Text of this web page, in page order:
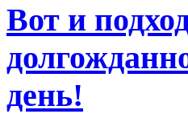
Вот и
день!